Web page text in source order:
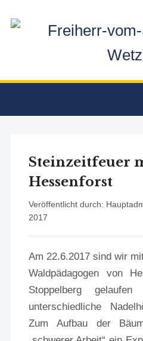
Steinzeitfeuer
Hessenforst
Veröffentlicht durch:
2017
Am 22.6.2017 sind wir
Waldpädagogen von
Stoppelberg
unterschiedliche
Zum Aufbau der